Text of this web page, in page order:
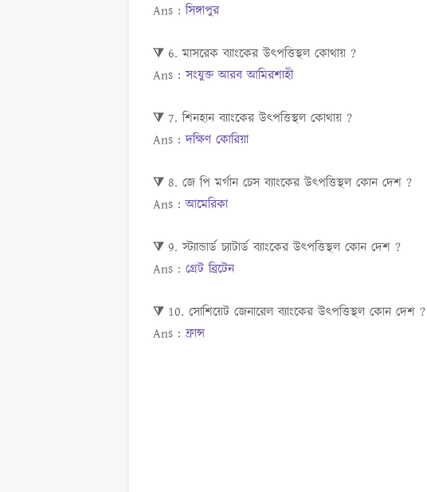
Ans :সিঙ্গাপুর
⧩ 6. মাসরেক ব্যাংকের উৎপত্তিস্থল কোথায় ?
Ans :সংযুক্ত আরব আমিরশাহী
⧩ 7. শিনহান ব্যাংকের উৎপত্তিস্থল কোথায় ?
Ans :দক্ষিণ কোরিয়া
⧩ 8. জে পি মর্গান চেস ব্যাংকের উৎপত্তিস্থল কোন দেশ ?
Ans :আমেরিকা
⧩ 9. স্ট্যান্ডার্ড চ্যাটার্ড ব্যাংকের উৎপত্তিস্থল কোন দেশ ?
Ans : গ্রেট ব্রিটেন
⧩ 10. সোশিয়েট জেনারেল ব্যাংকের উৎপত্তিস্থল কোন দেশ ?
Ans :ফ্রান্স